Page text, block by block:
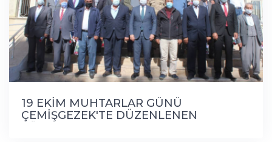
19 EKİM MUHTARLAR GÜNÜ
ÇEMİŞGEZEK'TE DÜZENLENEN